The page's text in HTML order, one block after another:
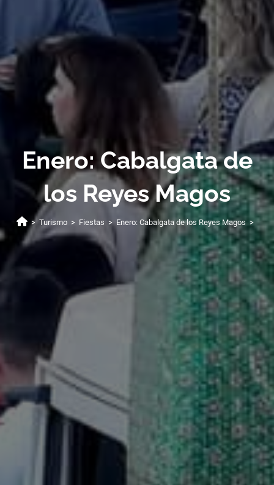
Enero: Cabalgata de
los Reyes Magos
> Turismo > Fiestas > Enero: Cabalgata de los Reyes Magos >